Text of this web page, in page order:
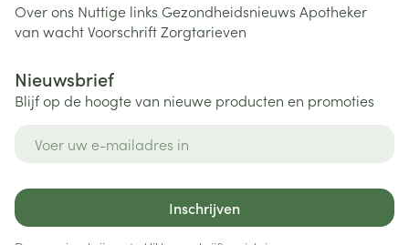
Over ons Nuttige links Gezondheidsnieuws Apotheker
van wachtVoorschriftZorgtarieven
Nieuwsbrief
Blijf op de hoogte van nieuwe producten en promoties
Inschrijven